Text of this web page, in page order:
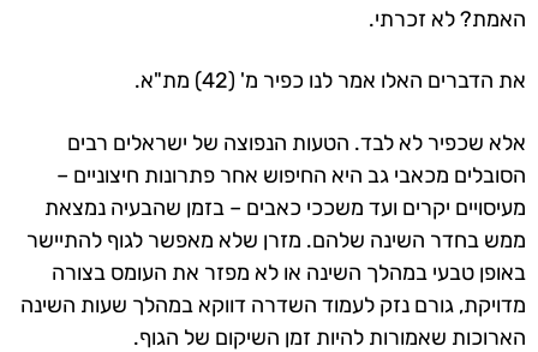
האמת? לא זכרתי.
את הדברים האלו אמר לנו כפיר מ' (42) מת"א.
אלא שכפיר לא לבד. הטעות הנפוצה של ישראלים רבים
הסובלים מכאבי גב היא החיפוש אחר פתרונות חיצוניים –
מעיסויים יקרים ועד משככי כאבים – בזמן שהבעיה נמצאת
ממש בחדר השינה שלהם. מזרן שלא מאפשר לגוף להתיישר
באופן טבעי במהלך השינה או לא מפזר את העומס בצורה
מדויקת, גורם נזק לעמוד השדרה דווקא במהלך שעות השינה
הארוכות שאמורות להיות זמן השיקום של הגוף.